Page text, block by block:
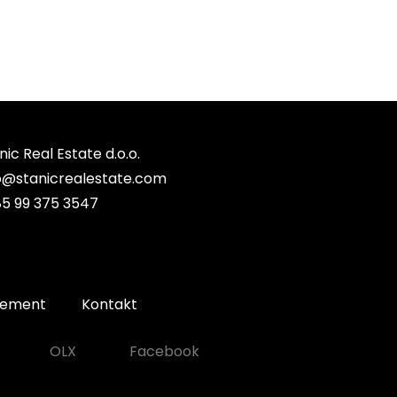
Real Estate d.o.o.
99 375 3547
Kontakt
OLX Facebook